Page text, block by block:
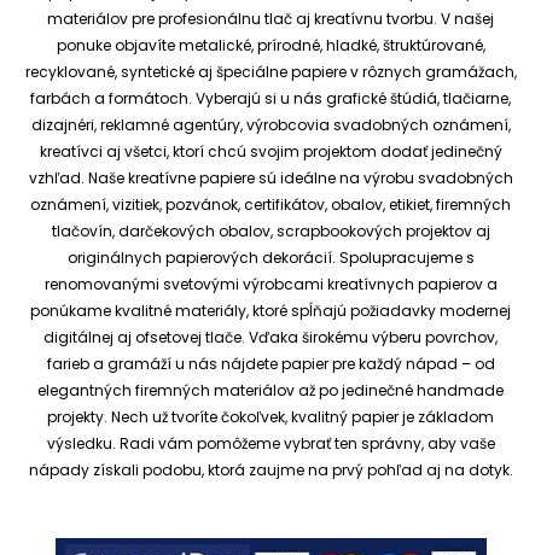
materiálov pre profesionálnu tlač aj kreatívnu tvorbu. V našej
ponuke objavíte metalické, prírodné, hladké, štruktúrované,
recyklované, syntetické aj špeciálne papiere v rôznych gramážach,
farbách a formátoch. Vyberajú si u nás grafické štúdiá, tlačiarne,
dizajnéri, reklamné agentúry, výrobcovia svadobných oznámení,
kreatívci aj všetci, ktorí chcú svojim projektom dodať jedinečný
vzhľad. Naše kreatívne papiere sú ideálne na výrobu svadobných
oznámení, vizitiek, pozvánok, certifikátov, obalov, etikiet, firemných
tlačovín, darčekových obalov, scrapbookových projektov aj
originálnych papierových dekorácií. Spolupracujeme s
renomovanými svetovými výrobcami kreatívnych papierov a
ponúkame kvalitné materiály, ktoré spĺňajú požiadavky modernej
digitálnej aj ofsetovej tlače. Vďaka širokému výberu povrchov,
farieb a gramáží u nás nájdete papier pre každý nápad – od
elegantných firemných materiálov až po jedinečné handmade
projekty. Nech už tvoríte čokoľvek, kvalitný papier je základom
výsledku. Radi vám pomôžeme vybrať ten správny, aby vaše
nápady získali podobu, ktorá zaujme na prvý pohľad aj na dotyk.